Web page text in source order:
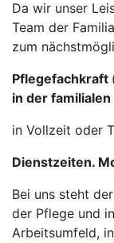
Da wir unser
Team der
zum
Pflegefachkraft
in der familialen
in Vollzeit oder
Dienstzeiten.
Bei uns steht
der Pflege und
Arbeitsumfeld,